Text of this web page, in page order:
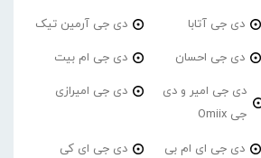
دی جی آتابا دی جی آرمین تیک
دی جی احسان دی جی ام بیت
دی جی امیر و دی
جی Omiix
دی جی امیرازی
دی جی ای ام بی دی جی ای کی